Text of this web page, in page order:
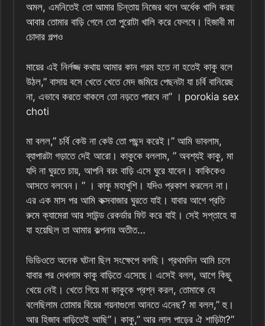
অমল, এমনিতেই তো আমার চিন্তায় নিজের থলে অর্ধেক খালি করছ
আবার তোমার বাড়ি গেলে তো পুরোটা খালি করে ফেলবে। হিজাবী মা
চোদার গল্পও
মায়ের এই নির্লজ্জ কথায় আমার কান গরম হতে না হতেই কাকু বলে
উঠল,” বাসায় বসে খেতে খেতে মেদ জমিয়ে পেছনটা যা চর্বি বানিয়েছ
না, এভাবে করতে থাকলে তো নড়তে পারবে না” । porokia sex
choti
মা বলল,” চর্বি কেউ না কেউ তো পছন্দ করেই।” আমি ভাবলাম,
ব্যাপারটা গড়াতে দেই আরো। কাকুকে বললাম, ” অবশ্যই কাকু, মা
যদি না‌ ঘুরতে চায়, আপনি বরং বাড়ি এসে ঘুরে যাবেন। কাকিকেও
আসতে বলবেন। ” । কাকু মহাখুশি।‌ যদিও প্রকাশ করলেন না।
এর এক মাস পর আমি কক্সবাজার ঘুরতে যাই। যাবার আগে প্রতি
রুমে ক্যামেরা আর সাউন্ড রেকর্ডার ফিট করে যাই। সেই সপ্তাহে যা
যা হয়েছিল তা আমার কল্পনার অতীত…
ভিডিওতে অনেক ঘটনা ছিল সংক্ষেপে বলছি। প্রথমদিন আমি চলে
যাবার পর দেখলাম কাকু বাড়িতে এসেছে। এসেই বলল, আগে কিছু
খেয়ে নেই। খেতে গিয়ে মা কাকুকে প্রশ্ন করল, তোমাকে যে
বলেছিলাম তোমার বিয়ের গয়নাগুলো আনতে এনেছ? মা বলল,” হু।
আর হিজাব বাড়িতেই আছি”। কাকু,” আর লাল পাড়ের ঐ শাড়িটা?”